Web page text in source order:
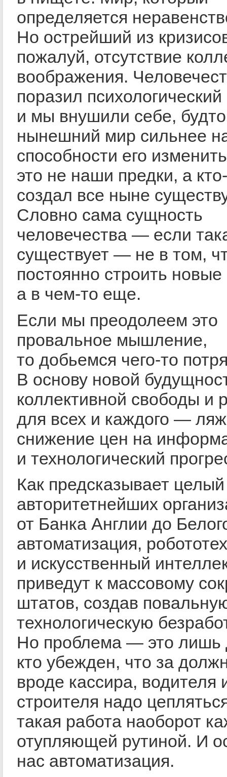
определяется
Но острейший из
пожалуй, отсутствие
воображения.
поразил
и мы внушили себе, будто
нынешний мир сильнее
способности его
это не наши предки, а
создал все ныне
Словно сама сущность
человечества — если
существует — не в том,
постоянно строить
а в чем-то еще.
Если мы преодолеем это
провальное мышление,
то добьемся чего-то
В основу новой
коллективной свободы и
для всех и каждого —
снижение цен на
и технологический
Как предсказывает
авторитетнейших
от Банка Англии до
автоматизация,
и искусственный
приведут к массовому
штатов, создав
технологическую
Но проблема — это лишь
кто убежден, что за
вроде кассира, водителя
строителя надо
такая работа наоборот
отупляющей рутиной. И
нас автоматизация.